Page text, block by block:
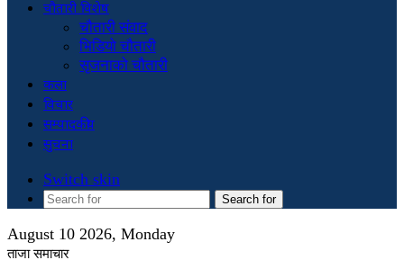
चौतारी विशेष
चौतारी संवाद
भिडियो चौतारी
सृजनाको चौतारी
कला
विचार
सम्पादकीय
सुचना
Switch skin
Search for
August 10 2026, Monday
ताजा समाचार